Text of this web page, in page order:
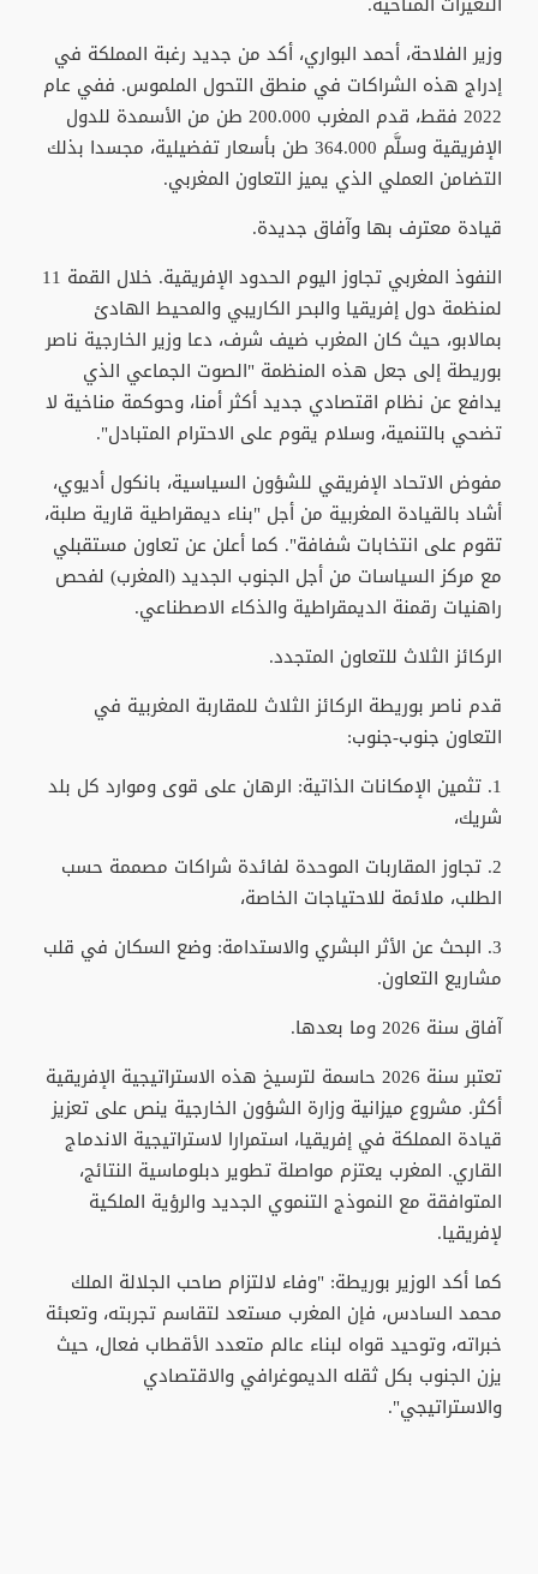
وزير الفلاحة، أحمد البواري، أكد من جديد رغبة المملكة في
إدراج هذه الشراكات في منطق التحول الملموس. ففي عام
2022 فقط، قدم المغرب 200.000 طن من الأسمدة للدول
الإفريقية وسلَّم 364.000 طن بأسعار تفضيلية، مجسدا بذلك
التضامن العملي الذي يميز التعاون المغربي.
قيادة معترف بها وآفاق جديدة.
النفوذ المغربي تجاوز اليوم الحدود الإفريقية. خلال القمة 11
لمنظمة دول إفريقيا والبحر الكاريبي والمحيط الهادئ
بمالابو، حيث كان المغرب ضيف شرف، دعا وزير الخارجية ناصر
بوريطة إلى جعل هذه المنظمة "الصوت الجماعي الذي
يدافع عن نظام اقتصادي جديد أكثر أمنا، وحوكمة مناخية لا
تضحي بالتنمية، وسلام يقوم على الاحترام المتبادل".
مفوض الاتحاد الإفريقي للشؤون السياسية، بانكول أديوي،
أشاد بالقيادة المغربية من أجل "بناء ديمقراطية قارية صلبة،
تقوم على انتخابات شفافة". كما أعلن عن تعاون مستقبلي
مع مركز السياسات من أجل الجنوب الجديد (المغرب) لفحص
راهنيات رقمنة الديمقراطية والذكاء الاصطناعي.
الركائز الثلاث للتعاون المتجدد.
قدم ناصر بوريطة الركائز الثلاث للمقاربة المغربية في
التعاون جنوب-جنوب:
1. تثمين الإمكانات الذاتية: الرهان على قوى وموارد كل بلد
شريك،
2. تجاوز المقاربات الموحدة لفائدة شراكات مصممة حسب
الطلب، ملائمة للاحتياجات الخاصة،
3. البحث عن الأثر البشري والاستدامة: وضع السكان في قلب
مشاريع التعاون.
آفاق سنة 2026 وما بعدها.
تعتبر سنة 2026 حاسمة لترسيخ هذه الاستراتيجية الإفريقية
أكثر. مشروع ميزانية وزارة الشؤون الخارجية ينص على تعزيز
قيادة المملكة في إفريقيا، استمرارا لاستراتيجية الاندماج
القاري. المغرب يعتزم مواصلة تطوير دبلوماسية النتائج،
المتوافقة مع النموذج التنموي الجديد والرؤية الملكية
لإفريقيا.
كما أكد الوزير بوريطة: "وفاء لالتزام صاحب الجلالة الملك
محمد السادس، فإن المغرب مستعد لتقاسم تجربته، وتعبئة
خبراته، وتوحيد قواه لبناء عالم متعدد الأقطاب فعال، حيث
يزن الجنوب بكل ثقله الديموغرافي والاقتصادي
والاستراتيجي".